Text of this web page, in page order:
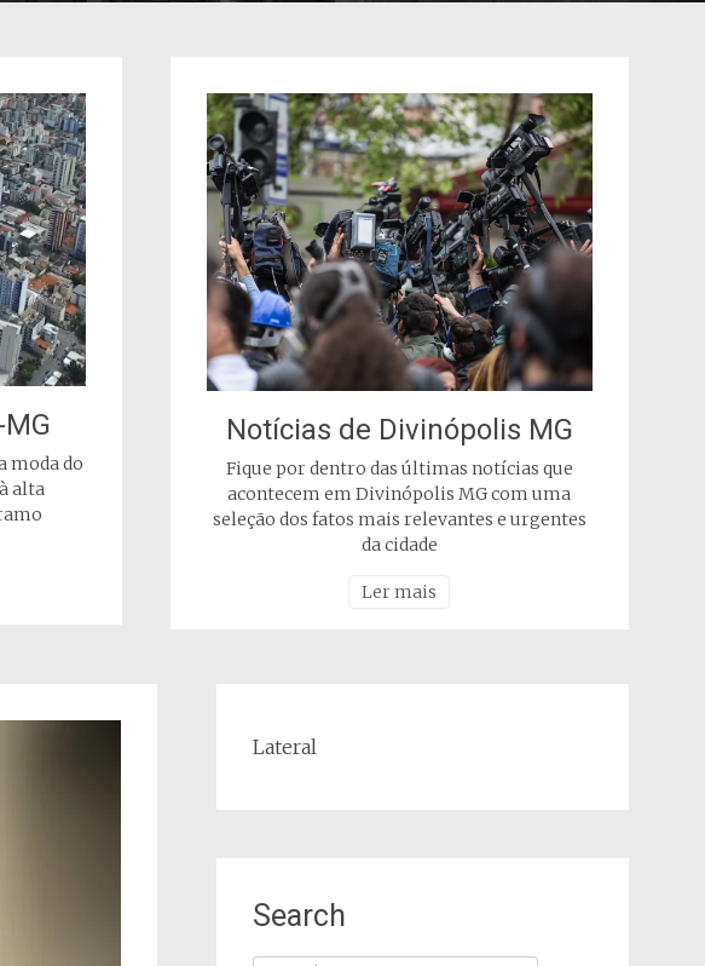
moda do
alta
Notícias de Divinópolis MG
Fique por dentro das últimas notícias que
acontecem em Divinópolis MG com uma
seleção dos fatos mais relevantes e urgentes
da cidade
Ler mais
Lateral
Search